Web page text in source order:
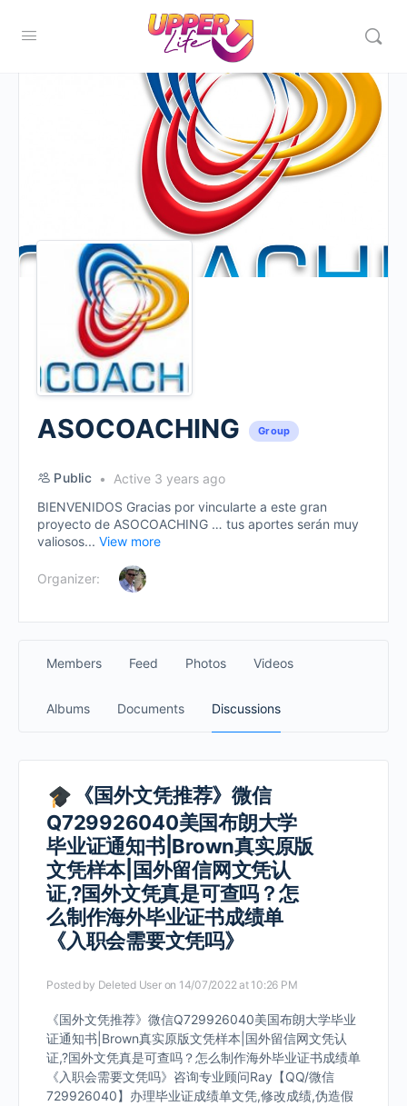
ASOCOACHING Group
Public
Active 3 years ago
BIENVENIDOS Gracias por vincularte a este gran
proyecto de ASOCOACHING … tus aportes serán muy
valiosos... View more
Organizer:
Members Feed Photos Videos
Albums Documents Discussions
《国外文凭推荐》微信
Q729926040美国布朗大学
毕业证通知书|Brown真实原版
文凭样本|国外留信网文凭认
证,?国外文凭真是可查吗？怎
么制作海外毕业证书成绩单
《入职会需要文凭吗》
Posted by Deleted User on 14/07/2022 at 10:26 PM
《国外文凭推荐》微信Q729926040美国布朗大学毕业
证通知书|Brown真实原版文凭样本|国外留信网文凭认
证,?国外文凭真是可查吗？怎么制作海外毕业证书成绩单
《入职会需要文凭吗》咨询专业顾问Ray【QQ/微信
729926040】办理毕业证成绩单文凭,修改成绩,伪造假